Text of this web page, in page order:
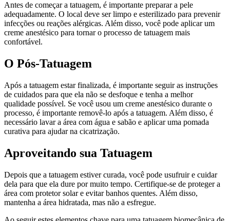
Antes de começar a tatuagem, é importante preparar a pele
adequadamente. O local deve ser limpo e esterilizado para prevenir
infecções ou reações alérgicas. Além disso, você pode aplicar um
creme anestésico para tornar o processo de tatuagem mais
confortável.
O Pós-Tatuagem
Após a tatuagem estar finalizada, é importante seguir as instruções
de cuidados para que ela não se desfoque e tenha a melhor
qualidade possível. Se você usou um creme anestésico durante o
processo, é importante removê-lo após a tatuagem. Além disso, é
necessário lavar a área com água e sabão e aplicar uma pomada
curativa para ajudar na cicatrização.
Aproveitando sua Tatuagem
Depois que a tatuagem estiver curada, você pode usufruir e cuidar
dela para que ela dure por muito tempo. Certifique-se de proteger a
área com protetor solar e evitar banhos quentes. Além disso,
mantenha a área hidratada, mas não a esfregue.